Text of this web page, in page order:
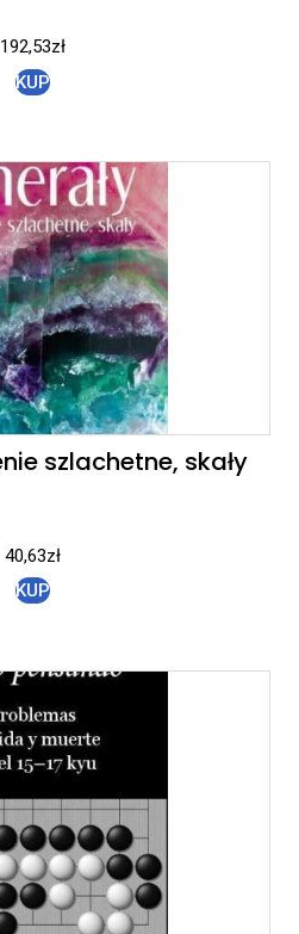
192,53zł
KUP
szlachetne, skały
40,63zł
KUP